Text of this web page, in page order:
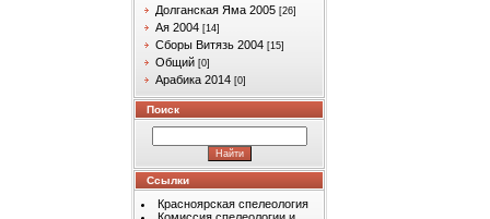
Долганская Яма 2005 [26]
Ая 2004 [14]
Сборы Витязь 2004 [15]
Общий [0]
Арабика 2014 [0]
Поиск
Ссылки
Красноярская спелеология